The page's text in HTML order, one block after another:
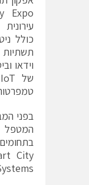
כולל
וידאו
בפני